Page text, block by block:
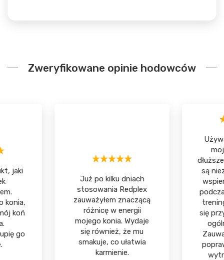
Zweryfikowane opinie hodowców
jaki
konia,
koń
go
Już po kilku dniach
stosowania Redplex
zauważyłem znaczącą
różnicę w energii
mojego konia. Wydaje
się również, że mu
smakuje, co ułatwia
karmienie.
są
się